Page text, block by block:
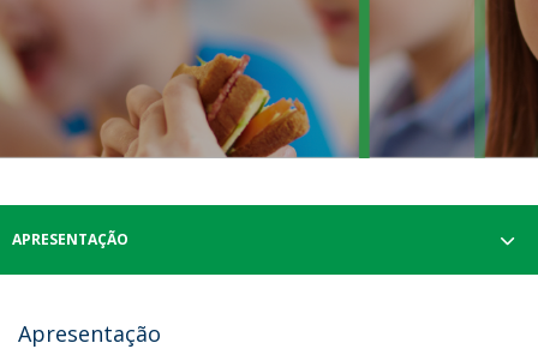
APRESENTAÇÃO
Apresentação